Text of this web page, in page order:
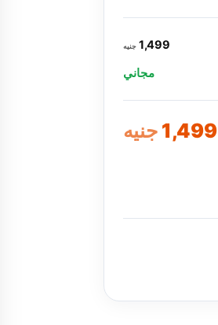
1,499 جنيه
مجاني
1,499 جنيه